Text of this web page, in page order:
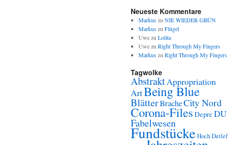
Neueste Kommentare
Markuszu NIE WIEDER GRÜN
Markuszu Flügel
Uwezu Lolita
Uwezu Right Through My Fingers
Markuszu Right Through My Fingers
Tagwolke
AbstraktAppropriation
ArtBeing Blue
BlätterBracheCity Nord
Corona-Files Depre DU
Fabelwesen
FundstückeHoch Detlef